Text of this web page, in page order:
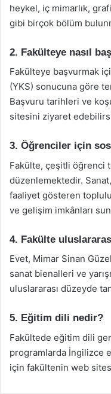
heykel, iç mimarlık,
gibi birçok bölüm
2. Fakülteye nasıl
Fakülteye başvurmak
(YKS) sonucuna göre
Başvuru tarihleri ve
sitesini ziyaret
3. Öğrenciler için
Fakülte, çeşitli öğrenci
düzenlemektedir.
faaliyet gösteren
ve gelişim imkânları
4. Fakülte
Evet, Mimar Sinan
sanat bienalleri ve
uluslararası düzeyde
5. Eğitim dili nedir?
Fakültede eğitim dili
programlarda İngilizce
için fakültenin web